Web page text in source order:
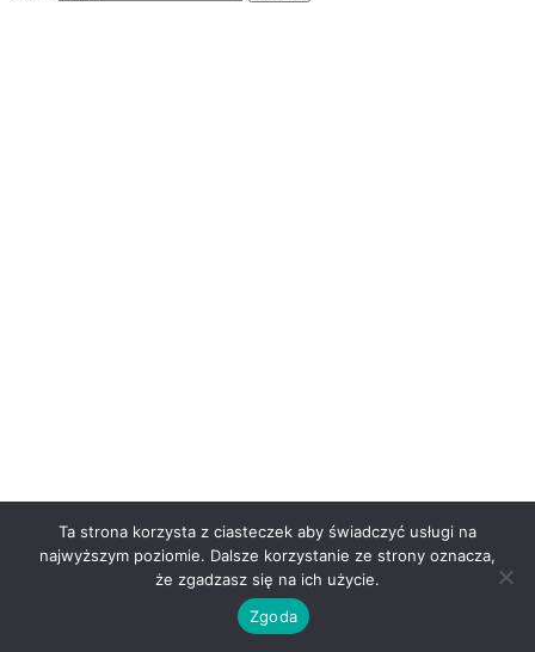
Ta strona korzysta z ciasteczek aby świadczyć usługi na
najwyższym poziomie. Dalsze korzystanie ze strony oznacza,
że zgadzasz się na ich użycie.
Zgoda